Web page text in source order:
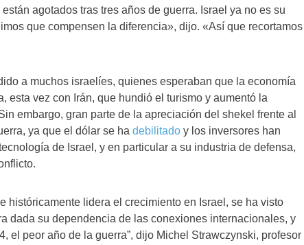
agotados tras tres años de guerra. Israel ya no es su
que compensen la diferencia», dijo. «Así que recortamos
a muchos israelíes, quienes esperaban que la economía
esta vez con Irán, que hundió el turismo y aumentó la
embargo, gran parte de la apreciación del shekel frente al
ya que el dólar se ha debilitado y los inversores han
de Israel, y en particular a su industria de defensa,
históricamente lidera el crecimiento en Israel, se ha visto
dada su dependencia de las conexiones internacionales, y
el peor año de la guerra”, dijo Michel Strawczynski, profesor